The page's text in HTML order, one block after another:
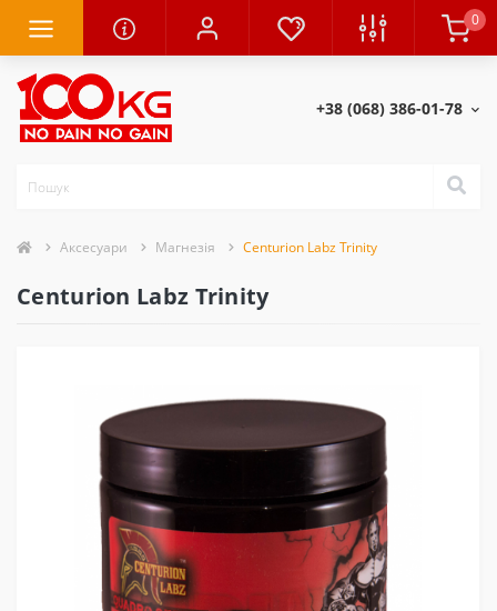
0
+38 (068) 386-01-78
Аксесуари Магнезія Centurion Labz Trinity
Centurion Labz Trinity